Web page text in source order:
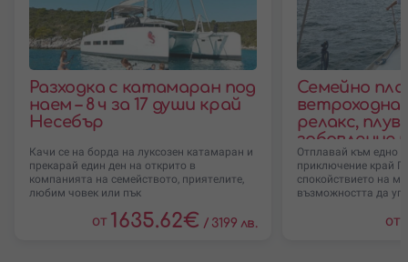
Разходка с катамаран под
наем – 8 ч за 17 души край
Несебър
Качи се на борда на луксозен катамаран и
прекарай един ден на открито в
компанията на семейството, приятелите,
любим човек или пък
от 1635.62€ / 3199 лв.
Семейно
ветроходна
релакс,
забавление
Поморие
Отплавай към едно
приключение край
спокойствието на
възможността да
от